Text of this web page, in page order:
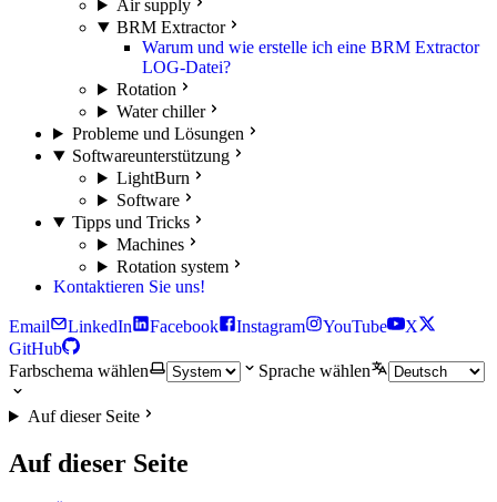
Air supply
BRM Extractor
Warum und wie erstelle ich eine BRM Extractor
LOG-Datei?
Rotation
Water chiller
Probleme und Lösungen
Softwareunterstützung
LightBurn
Software
Tipps und Tricks
Machines
Rotation system
Kontaktieren Sie uns!
Email LinkedIn Facebook Instagram YouTube
X
GitHub
Farbschema wählen
Sprache wählen
Auf dieser Seite
Auf dieser Seite